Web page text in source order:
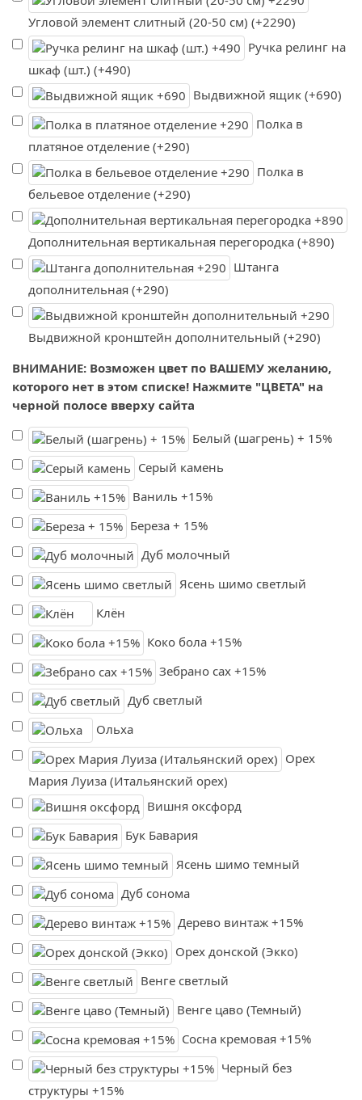
Угловой элемент слитный (20-50 см) (+2290)
Ручка релинг на
шкаф (шт.) (+490)
Выдвижной ящик (+690)
Полка в
платяное отделение (+290)
Полка в
бельевое отделение (+290)
Дополнительная вертикальная перегородка (+890)
Штанга
дополнительная (+290)
Выдвижной кронштейн дополнительный (+290)
ВНИМАНИЕ: Возможен цвет по ВАШЕМУ желанию,
которого нет в этом списке! Нажмите "ЦВЕТА" на
черной полосе вверху сайта
Белый (шагрень) + 15%
Серый камень
Ваниль +15%
Береза + 15%
Дуб молочный
Ясень шимо светлый
Клён
Коко бола +15%
Зебрано сах +15%
Дуб светлый
Ольха
Орех
Мария Луиза (Итальянский орех)
Вишня оксфорд
Бук Бавария
Ясень шимо темный
Дуб сонома
Дерево винтаж +15%
Орех донской (Экко)
Венге светлый
Венге цаво (Темный)
Сосна кремовая +15%
Черный без
структуры +15%